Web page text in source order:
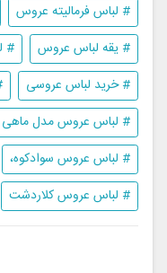
# لباس فرمالیته عروس
# یقه لباس عروس
#
# خرید لباس عروسی
# لباس عروس مدل ماهی
# لباس عروس سوادکوه،
# لباس عروس کلاردشت